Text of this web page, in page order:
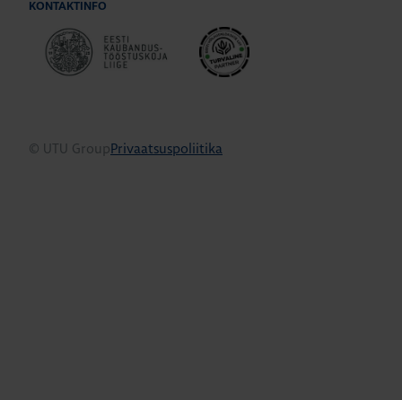
KONTAKTINFO
© UTU GroupPrivaatsuspoliitika